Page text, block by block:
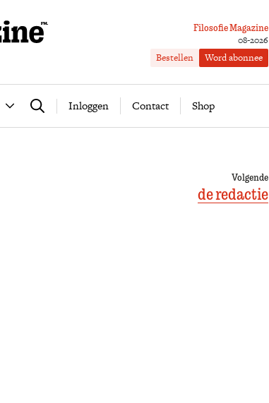
Filosofie Magazine
08-2026
Bestellen Word abonnee
Zoeken Inloggen Contact Shop
Alles over filosofie Word abonnee
Volgende
de redactie